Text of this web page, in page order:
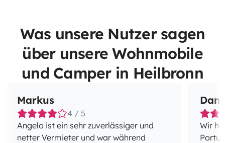
Was unsere Nutzer sagen
über unsere Wohnmobile
und Camper in Heilbronn
Markus
4 / 5
Angelo ist ein sehr zuverlässiger und
netter Vermieter und war während
Wir